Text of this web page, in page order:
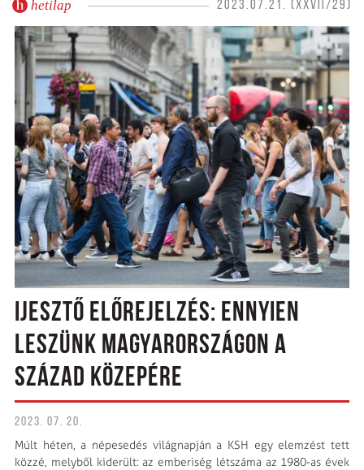
hetilap 2023.07.21. (XXVII/29)
IJESZTŐ ELŐREJELZÉS: ENNYIEN
LESZÜNK MAGYARORSZÁGON A
SZÁZAD KÖZEPÉRE
2023. 07. 20.
Múlt héten, a népesedés világnapján a KSH egy elemzést tett
közzé, melyből kiderült: az emberiség létszáma az 1980-as évek